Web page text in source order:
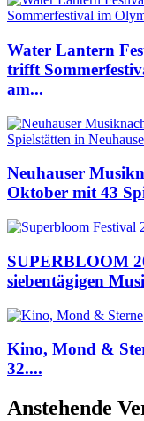
Water Lantern
trifft
am...
Neuhauser
Oktober mit 43
SUPERBLOOM
siebentägigen
Kino, Mond &
32....
Anstehende